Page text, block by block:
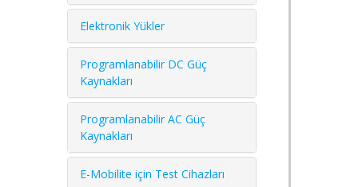
Elektronik Yükler
Programlanabilir DC Güç
Kaynakları
Programlanabilir AC Güç
Kaynakları
E-Mobilite için Test Cihazları